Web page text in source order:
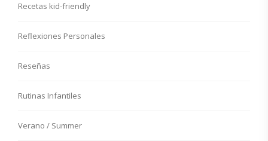
Recetas kid-friendly
Reflexiones Personales
Reseñas
Rutinas Infantiles
Verano / Summer